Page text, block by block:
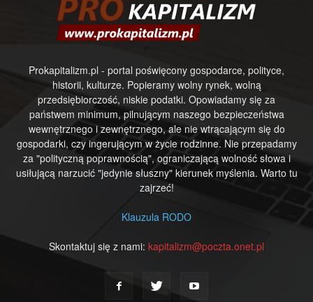
Prokapitalizm.pl - portal poświęcony gospodarce, polityce,
historii, kulturze. Popieramy wolny rynek, wolną
przedsiębiorczość, niskie podatki. Opowiadamy się za
państwem minimum, pilnującym naszego bezpieczeństwa
wewnętrznego i zewnętrznego, ale nie wtrącającym się do
gospodarki, czy ingerującym w życie rodzinne. Nie przepadamy
za "polityczną poprawnością", ograniczającą wolność słowa i
usiłującą narzucić "jedynie słuszny" kierunek myślenia. Warto tu
zajrzeć!
Klauzula RODO
Skontaktuj się z nami: kapitalizm@poczta.onet.pl